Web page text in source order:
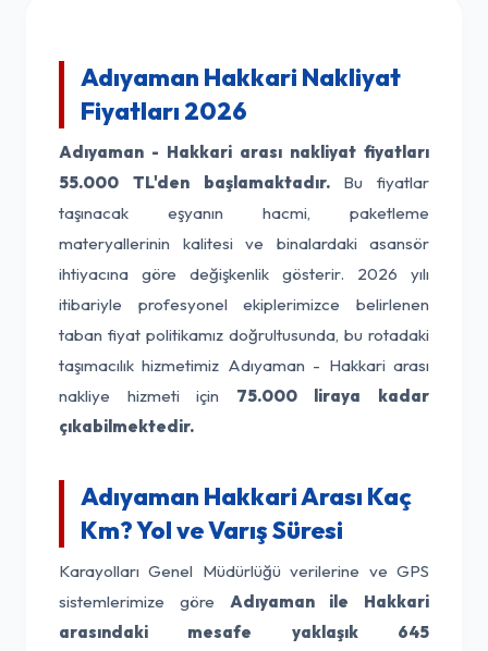
Adıyaman Hakkari Nakliyat
Fiyatları 2026
Adıyaman - Hakkari arası nakliyat fiyatları
55.000 TL'den başlamaktadır.Bu fiyatlar
taşınacak eşyanın hacmi, paketleme
materyallerinin kalitesi ve binalardaki asansör
ihtiyacına göre değişkenlik gösterir. 2026 yılı
itibariyle profesyonel ekiplerimizce belirlenen
taban fiyat politikamız doğrultusunda, bu rotadaki
taşımacılık hizmetimiz Adıyaman - Hakkari arası
nakliye hizmeti için 75.000 liraya kadar
çıkabilmektedir.
Adıyaman Hakkari Arası Kaç
Km? Yol ve Varış Süresi
Karayolları Genel Müdürlüğü verilerine ve GPS
sistemlerimize göre Adıyaman ile Hakkari
arasındaki mesafe yaklaşık 645